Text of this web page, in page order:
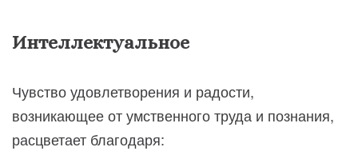
Интеллектуальное
Чувство удовлетворения и радости,
возникающее от умственного труда и познания,
расцветает благодаря: